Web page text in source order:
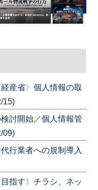
産省〉個人情報の取
15)
討開始／個人情報管
09)
行業者への規制導入
指す〉チラシ、ネッ